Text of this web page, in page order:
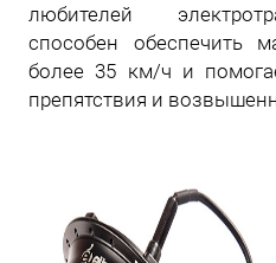
любителей
способен обеспечить
более 35 км/ч и
препятствия и